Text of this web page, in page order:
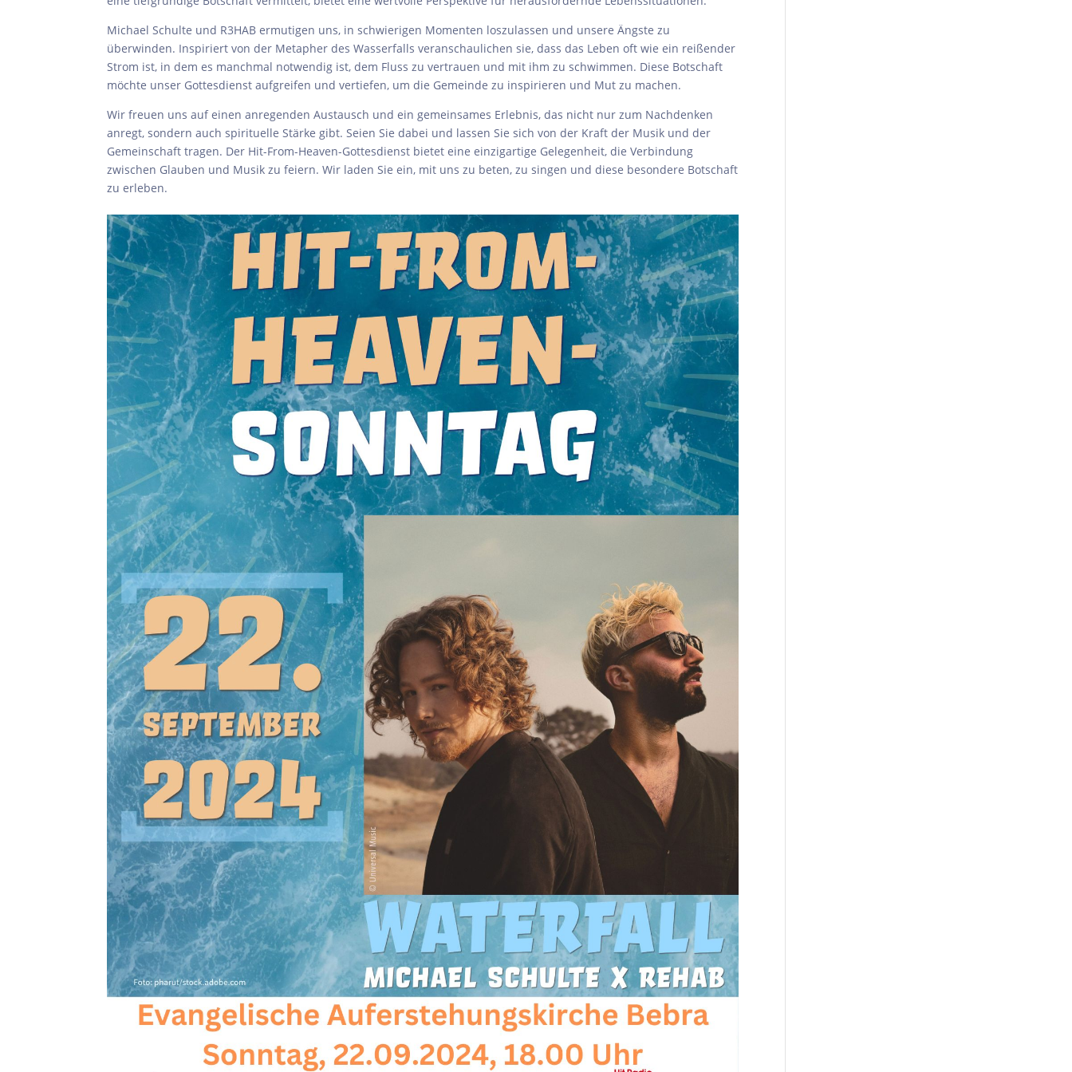
Michael Schulte und R3HAB ermutigen uns, in schwierigen Momenten loszulassen und unsere Ängste zu
überwinden. Inspiriert von der Metapher des Wasserfalls veranschaulichen sie, dass das Leben oft wie ein reißender
Strom ist, in dem es manchmal notwendig ist, dem Fluss zu vertrauen und mit ihm zu schwimmen. Diese Botschaft
möchte unser Gottesdienst aufgreifen und vertiefen, um die Gemeinde zu inspirieren und Mut zu machen.
Wir freuen uns auf einen anregenden Austausch und ein gemeinsames Erlebnis, das nicht nur zum Nachdenken
anregt, sondern auch spirituelle Stärke gibt. Seien Sie dabei und lassen Sie sich von der Kraft der Musik und der
Gemeinschaft tragen. Der Hit-From-Heaven-Gottesdienst bietet eine einzigartige Gelegenheit, die Verbindung
zwischen Glauben und Musik zu feiern. Wir laden Sie ein, mit uns zu beten, zu singen und diese besondere Botschaft
zu erleben.